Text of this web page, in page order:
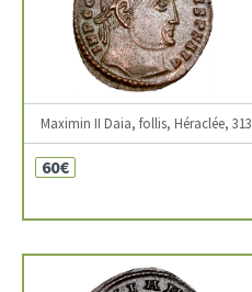
Maximin II Daia, follis, Héraclée, 313
60€